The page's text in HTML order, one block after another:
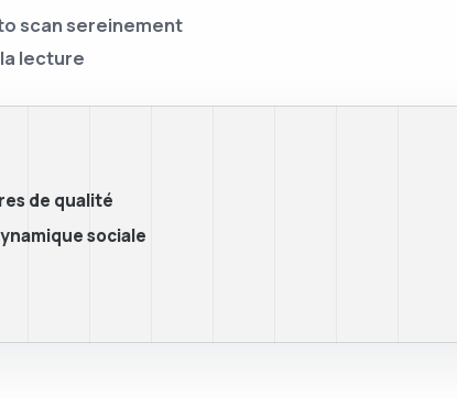
scan sereinement
lecture
de qualité
sociale